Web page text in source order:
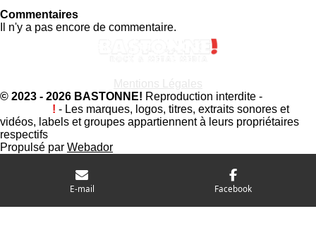
Commentaires
Il n'y a pas encore de commentaire.
© 2023 - 2026 BASTONNE! Reproduction interdite -
! - Les marques, logos, titres, extraits sonores et
vidéos, labels et groupes appartiennent à leurs propriétaires
respectifs
Propulsé par Webador
E-mail Facebook